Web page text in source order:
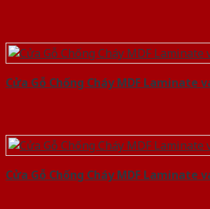
Cửa Gỗ Chống Cháy MDF Laminate
Cửa Gỗ Chống Cháy MDF Laminate